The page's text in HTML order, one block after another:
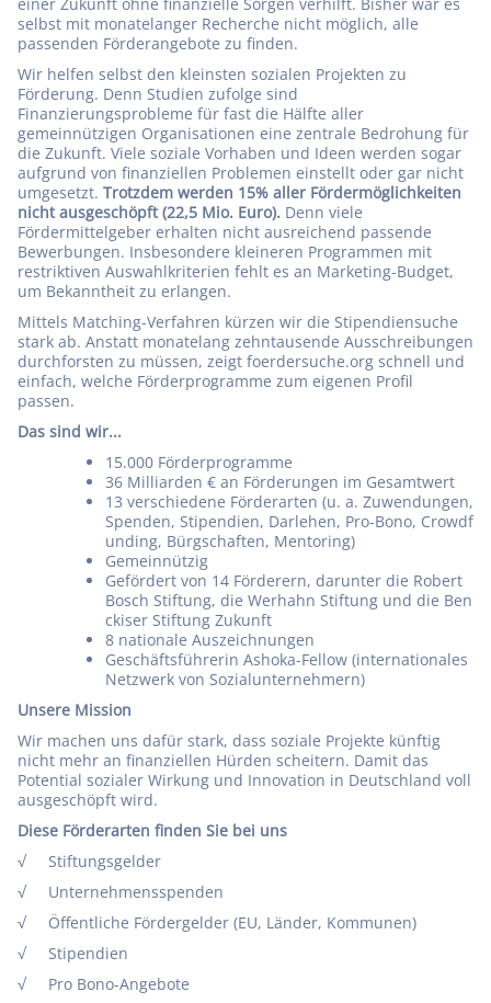
selbst mit monatelanger Recherche nicht möglich, alle
passenden Förderangebote zu finden.
Wir helfen selbst den kleinsten sozialen Projekten zu
Förderung. Denn Studien zufolge sind
Finanzierungsprobleme für fast die Hälfte aller
gemeinnützigen Organisationen eine zentrale Bedrohung für
die Zukunft. Viele soziale Vorhaben und Ideen werden sogar
aufgrund von finanziellen Problemen einstellt oder gar nicht
umgesetzt. Trotzdem werden 15% aller Fördermöglichkeiten
nicht ausgeschöpft (22,5 Mio. Euro). Denn viele
Fördermittelgeber erhalten nicht ausreichend passende
Bewerbungen. Insbesondere kleineren Programmen mit
restriktiven Auswahlkriterien fehlt es an Marketing-Budget,
um Bekanntheit zu erlangen.
Mittels Matching-Verfahren kürzen wir die Stipendiensuche
stark ab. Anstatt monatelang zehntausende Ausschreibungen
durchforsten zu müssen, zeigt foerdersuche.org schnell und
einfach, welche Förderprogramme zum eigenen Profil
passen.
Das sind wir...
15.000 Förderprogramme
36 Milliarden € an Förderungen im Gesamtwert
13 verschiedene Förderarten (u. a. Zuwendungen,
Spenden, Stipendien, Darlehen, Pro-Bono, Crowdf
unding, Bürgschaften, Mentoring)
Gemeinnützig
Gefördert von 14 Förderern, darunter die Robert
Bosch Stiftung, die Werhahn Stiftung und die Ben
ckiser Stiftung Zukunft
8 nationale Auszeichnungen
Geschäftsführerin Ashoka-Fellow (internationales
Netzwerk von Sozialunternehmern)
Unsere Mission
Wir machen uns dafür stark, dass soziale Projekte künftig
nicht mehr an finanziellen Hürden scheitern. Damit das
Potential sozialer Wirkung und Innovation in Deutschland voll
ausgeschöpft wird.
Diese Förderarten finden Sie bei uns
√ Stiftungsgelder
√ Unternehmensspenden
√ Öffentliche Fördergelder (EU, Länder, Kommunen)
√ Stipendien
√ Pro Bono-Angebote